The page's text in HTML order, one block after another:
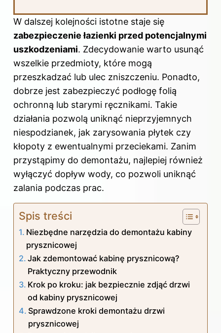
W dalszej kolejności istotne staje się
zabezpieczenie łazienki przed potencjalnymi
uszkodzeniami. Zdecydowanie warto usunąć
wszelkie przedmioty, które mogą
przeszkadzać lub ulec zniszczeniu. Ponadto,
dobrze jest zabezpieczyć podłogę folią
ochronną lub starymi ręcznikami. Takie
działania pozwolą uniknąć nieprzyjemnych
niespodzianek, jak zarysowania płytek czy
kłopoty z ewentualnymi przeciekami. Zanim
przystąpimy do demontażu, najlepiej również
wyłączyć dopływ wody, co pozwoli uniknąć
zalania podczas prac.
Spis treści
Niezbędne narzędzia do demontażu kabiny
prysznicowej
Jak zdemontować kabinę prysznicową?
Praktyczny przewodnik
Krok po kroku: jak bezpiecznie zdjąć drzwi
od kabiny prysznicowej
Sprawdzone kroki demontażu drzwi
prysznicowej